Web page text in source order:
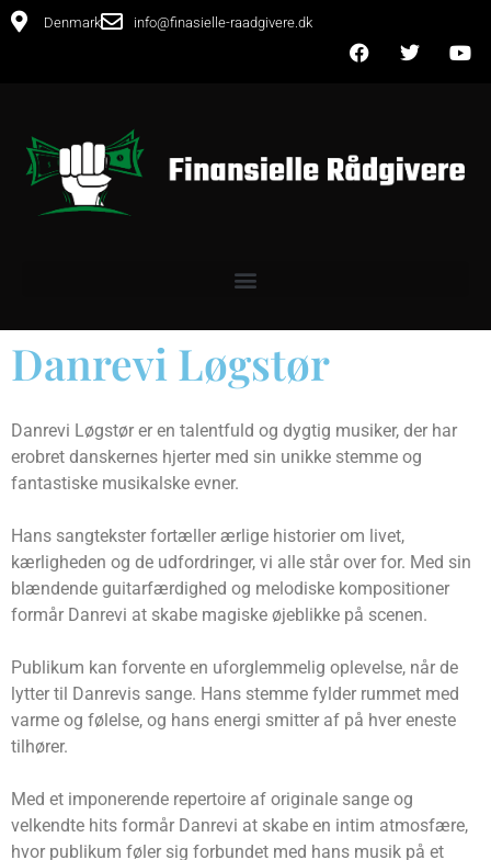
Denmark info@finasielle-raadgivere.dk
Danrevi Løgstør
Danrevi Løgstør er en talentfuld og dygtig musiker, der har
erobret danskernes hjerter med sin unikke stemme og
fantastiske musikalske evner.
Hans sangtekster fortæller ærlige historier om livet,
kærligheden og de udfordringer, vi alle står over for. Med sin
blændende guitarfærdighed og melodiske kompositioner
formår Danrevi at skabe magiske øjeblikke på scenen.
Publikum kan forvente en uforglemmelig oplevelse, når de
lytter til Danrevis sange. Hans stemme fylder rummet med
varme og følelse, og hans energi smitter af på hver eneste
tilhører.
Med et imponerende repertoire af originale sange og
velkendte hits formår Danrevi at skabe en intim atmosfære,
hvor publikum føler sig forbundet med hans musik på et